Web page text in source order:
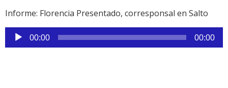
Informe: Florencia Presentado, corresponsal en Salto
Reproductor
de
00:00 00:00